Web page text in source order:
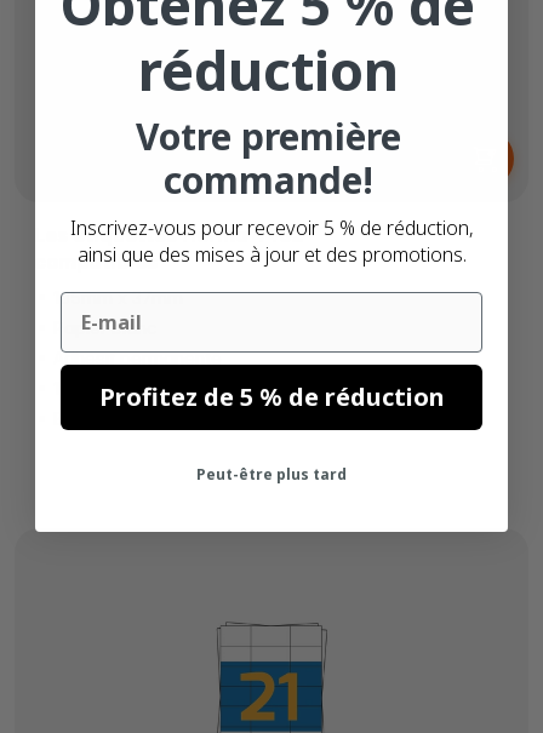
Les étiquettes Herma 4462
compatibles
105mm x 37mm
Papier blanc
Adhésif permanente
16 étiquettes par feuille
réduction
Votre première
commande!
Inscrivez-vous pour recevoir 5 % de réduction,
ainsi que des mises à jour et des promotions.
Email
Profitez de 5 % de réduction
Peut-être plus tard